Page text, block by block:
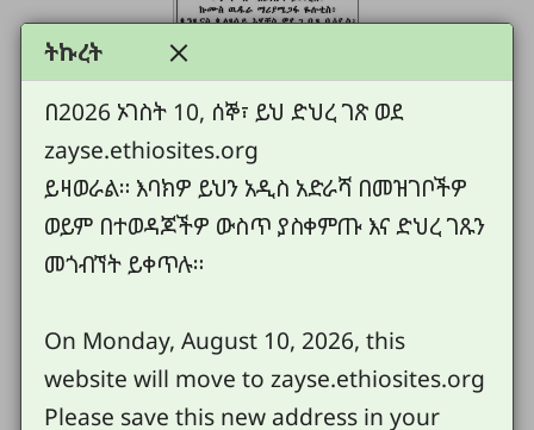
ዉ́ ኦቹራ ዉ ኤሳ ሂሲ ጼዕሌሱራ ኑዕሮ ዳፓ̂ይት
ትኩረት
በ2026 ኦገስት 10, ሰኞ፣ ይህ ድህረ ገጽ ወደ
zayse.ethiosites.org
ይዛወራል። እባክዎ ይህን አዲስ አድራሻ በመዝገቦችዎ
ወይም በተወዳጆችዎ ውስጥ ያስቀምጡ እና ድህረ ገጹን
መጎብኘት ይቀጥሉ።
On Monday, August 10, 2026, this
website will move to zayse.ethiosites.org
Please save this new address in your